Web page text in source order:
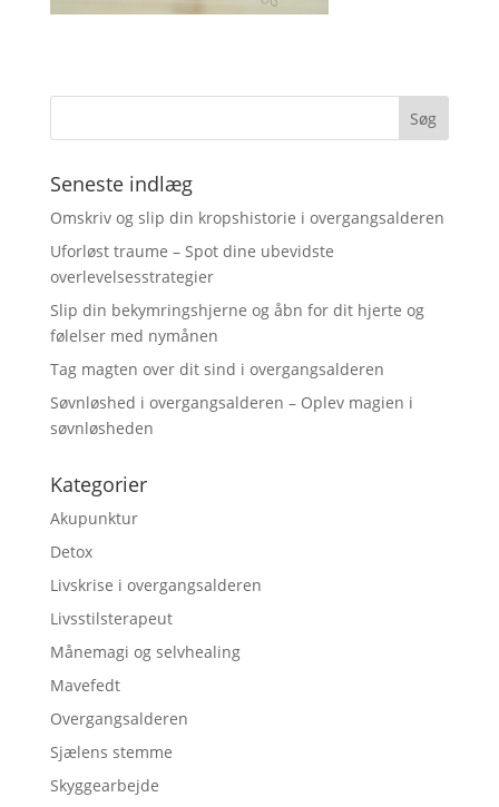
Seneste indlæg
Omskriv og slip din kropshistorie i overgangsalderen
Uforløst traume – Spot dine ubevidste
overlevelsesstrategier
Slip din bekymringshjerne og åbn for dit hjerte og
følelser med nymånen
Tag magten over dit sind i overgangsalderen
Søvnløshed i overgangsalderen – Oplev magien i
søvnløsheden
Kategorier
Akupunktur
Detox
Livskrise i overgangsalderen
Livsstilsterapeut
Månemagi og selvhealing
Mavefedt
Overgangsalderen
Sjælens stemme
Skyggearbejde